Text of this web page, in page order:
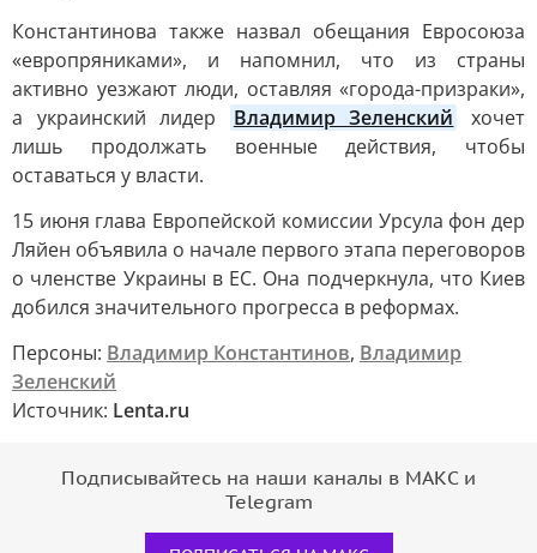
Константинова также назвал обещания Евросоюза
«европряниками», и напомнил, что из страны
активно уезжают люди, оставляя «города-призраки»,
а украинский лидер
Владимир Зеленский
хочет
лишь продолжать военные действия, чтобы
оставаться у власти.
15 июня глава Европейской комиссии Урсула фон дер
Ляйен объявила о начале первого этапа переговоров
о членстве Украины в ЕС. Она подчеркнула, что Киев
добился значительного прогресса в реформах.
Персоны: Владимир Константинов, Владимир
Зеленский
Источник: Lenta.ru
Подписывайтесь на наши каналы в МАКС и
Telegram